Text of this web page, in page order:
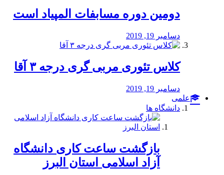
دومین دوره مسابفات المپیاد است
دسامبر 19, 2019
کلاس تئوری مربی گری درجه ۳ آقا
دسامبر 19, 2019
علمی
دانشگاه ها
بازگشت ساعت کاری دانشگاه
آزاد اسلامی استان البرز